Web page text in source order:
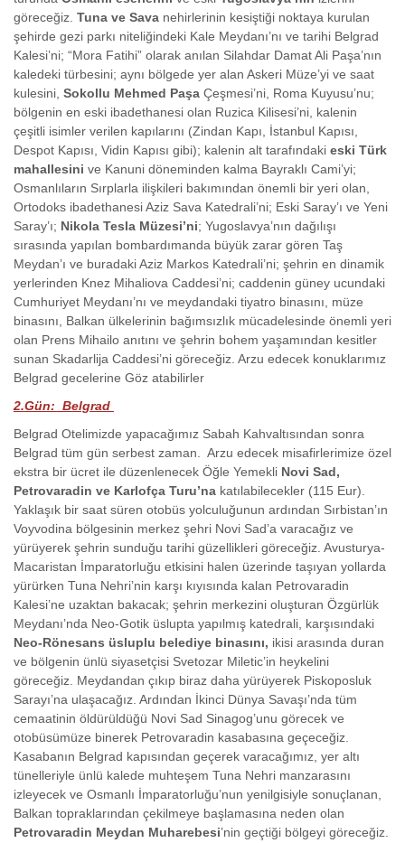
göreceğiz. Tuna ve Sava nehirlerinin kesiştiği noktaya kurulan
şehirde gezi parkı niteliğindeki Kale Meydanı’nı ve tarihi Belgrad
Kalesi’ni; “Mora Fatihi” olarak anılan Silahdar Damat Ali Paşa’nın
kaledeki türbesini; aynı bölgede yer alan Askeri Müze’yi ve saat
kulesini, Sokollu Mehmed Paşa Çeşmesi’ni, Roma Kuyusu’nu;
bölgenin en eski ibadethanesi olan Ruzica Kilisesi’ni, kalenin
çeşitli isimler verilen kapılarını (Zindan Kapı, İstanbul Kapısı,
Despot Kapısı, Vidin Kapısı gibi); kalenin alt tarafındaki eski Türk
mahallesini ve Kanuni döneminden kalma Bayraklı Cami’yi;
Osmanlıların Sırplarla ilişkileri bakımından önemli bir yeri olan,
Ortodoks ibadethanesi Aziz Sava Katedrali’ni; Eski Saray’ı ve Yeni
Saray’ı; Nikola Tesla Müzesi’ni; Yugoslavya’nın dağılışı
sırasında yapılan bombardımanda büyük zarar gören Taş
Meydan’ı ve buradaki Aziz Markos Katedrali’ni; şehrin en dinamik
yerlerinden Knez Mihaliova Caddesi’ni; caddenin güney ucundaki
Cumhuriyet Meydanı’nı ve meydandaki tiyatro binasını, müze
binasını, Balkan ülkelerinin bağımsızlık mücadelesinde önemli yeri
olan Prens Mihailo anıtını ve şehrin bohem yaşamından kesitler
sunan Skadarlija Caddesi’ni göreceğiz. Arzu edecek konuklarımız
Belgrad gecelerine Göz atabilirler
2.Gün: Belgrad
Belgrad Otelimizde yapacağımız Sabah Kahvaltısından sonra
Belgrad tüm gün serbest zaman. Arzu edecek misafirlerimize özel
ekstra bir ücret ile düzenlenecek Öğle Yemekli Novi Sad,
Petrovaradin ve Karlofça Turu’na katılabilecekler (115 Eur).
Yaklaşık bir saat süren otobüs yolculuğunun ardından Sırbistan’ın
Voyvodina bölgesinin merkez şehri Novi Sad’a varacağız ve
yürüyerek şehrin sunduğu tarihi güzellikleri göreceğiz. Avusturya-
Macaristan İmparatorluğu etkisini halen üzerinde taşıyan yollarda
yürürken Tuna Nehri’nin karşı kıyısında kalan Petrovaradin
Kalesi’ne uzaktan bakacak; şehrin merkezini oluşturan Özgürlük
Meydanı’nda Neo-Gotik üslupta yapılmış katedrali, karşısındaki
Neo-Rönesans üsluplu belediye binasını, ikisi arasında duran
ve bölgenin ünlü siyasetçisi Svetozar Miletic’in heykelini
göreceğiz. Meydandan çıkıp biraz daha yürüyerek Piskoposluk
Sarayı’na ulaşacağız. Ardından İkinci Dünya Savaşı’nda tüm
cemaatinin öldürüldüğü Novi Sad Sinagog’unu görecek ve
otobüsümüze binerek Petrovaradin kasabasına geçeceğiz.
Kasabanın Belgrad kapısından geçerek varacağımız, yer altı
tünelleriyle ünlü kalede muhteşem Tuna Nehri manzarasını
izleyecek ve Osmanlı İmparatorluğu’nun yenilgisiyle sonuçlanan,
Balkan topraklarından çekilmeye başlamasına neden olan
Petrovaradin Meydan Muharebesi’nin geçtiği bölgeyi göreceğiz.